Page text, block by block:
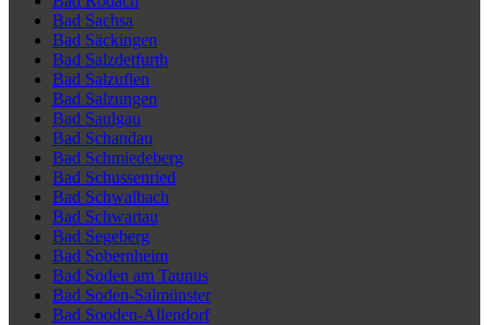
Bad Sachsa
Bad Säckingen
Bad Salzdetfurth
Bad Salzuflen
Bad Salzungen
Bad Saulgau
Bad Schandau
Bad Schmiedeberg
Bad Schussenried
Bad Schwalbach
Bad Schwartau
Bad Segeberg
Bad Sobernheim
Bad Soden am Taunus
Bad Soden-Salmünster
Bad Sooden-Allendorf